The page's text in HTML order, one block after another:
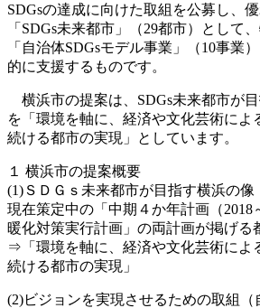
SDGsの達成に向けた取組を公募し、
「SDGs未来都市」（29都市）として
「自治体SDGsモデル事業」（10事業
的に支援するものです。
横浜市の提案は、SDGs未来都市が
を「環境を軸に、経済や文化芸術によ
続ける都市の実現」としています。
１ 横浜市の提案概要
(1)ＳＤＧｓ未来都市が目指す横浜の像
現在策定中の「中期４か年計画（2018
暖化対策実行計画」の両計画が掲げる
⇒「環境を軸に、経済や文化芸術によ
続ける都市の実現」
(2)ビジョンを実現させるための取組